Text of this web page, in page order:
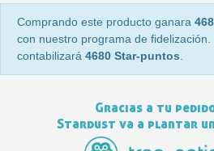
Comprando este producto ganara
con nuestro programa de fidelización.
contabilizará 4680 Star-puntos
Gracias a tu
Stardust va a plantar